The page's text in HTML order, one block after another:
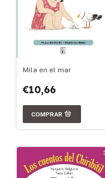
Mila en el mar
€10,66